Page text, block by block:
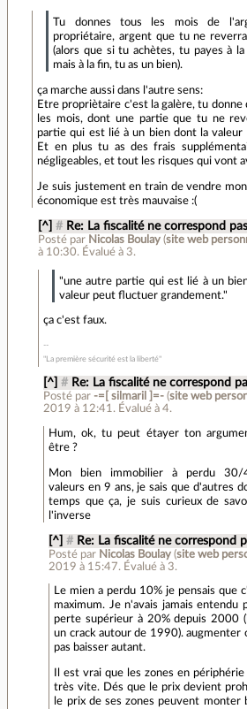
Tu donnes tous les mois de
propriétaire, argent que tu ne
(alors que si tu achètes, tu payes à la
mais à la fin, tu as un bien).
ça marche aussi dans l'autre sens:
Etre propriètaire c'est la galère, tu donne
les mois, dont une partie que tu ne
partie qui est lié à un bien dont la
Et en plus tu as des frais
négligeables, et tout les risques qui vont
Je suis justement en train de vendre
économique est très mauvaise :(
[^] # Re: La fiscalité ne correspond
Posté par Nicolas Boulay(site web
à 10:30. Évalué à 3.
"une autre partie qui est lié à un
valeur peut fluctuer grandement."
ça c'est faux.
"La première sécurité est la liberté"
[^] # Re: La fiscalité ne correspond
Posté par -=[ silmaril ]=-(site web
2019 à 12:41 . Évalué à 4.
Hum, ok, tu peut étayer ton
être ?
Mon bien immobilier à perdu 30/
valeurs en 9 ans, je sais que d'autres
temps que ça, je suis curieux de
l'inverse
[^] # Re: La fiscalité ne correspond
Posté par Nicolas Boulay (site web
2019 à 15:47. Évalué à 3.
Le mien a perdu 10% je pensais que
maximum. Je n'avais jamais entendu
perte supérieur à 20% depuis 2000
un crack autour de 1990). augmenter
pas baisser autant.
Il est vrai que les zones en
très vite. Dés que le prix devient
le prix de ses zones peuvent